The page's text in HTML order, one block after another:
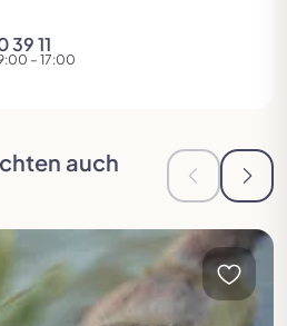
der Slideshow
39 11
– 17:00
auch Zur Zur